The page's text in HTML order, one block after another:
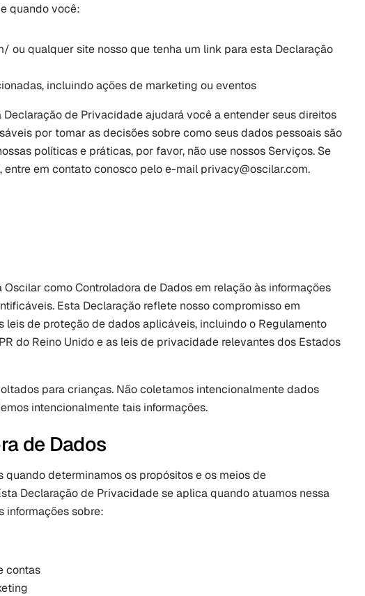
quando você:
ou qualquer site nosso que tenha um link para esta Declaração
incluindo ações de marketing ou eventos
Declaração de Privacidade ajudará você a entender seus direitos
por tomar as decisões sobre como seus dados pessoais são
políticas e práticas, por favor, não use nossos Serviços. Se
em contato conosco pelo e-mail privacy@oscilar.com.
como Controladora de Dados em relação às informações
Esta Declaração reflete nosso compromisso em
de proteção de dados aplicáveis, incluindo o Regulamento
do Reino Unido e as leis de privacidade relevantes dos Estados
para crianças. Não coletamos intencionalmente dados
intencionalmente tais informações.
de Dados
determinamos os propósitos e os meios de
Declaração de Privacidade se aplica quando atuamos nessa
informações sobre:
contas